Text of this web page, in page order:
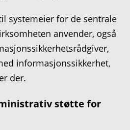
systemeier for de sentrale
anvender, også
informasjonssikkerhet,
der.
støtte for